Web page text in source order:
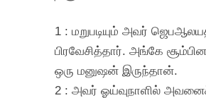
1 : மறுபடியும் அவர்
பிரவேசித்தார். அங்கே
ஒரு மனுஷன் இருந்தான்.
2 : அவர் ஓய்வுநாளில்